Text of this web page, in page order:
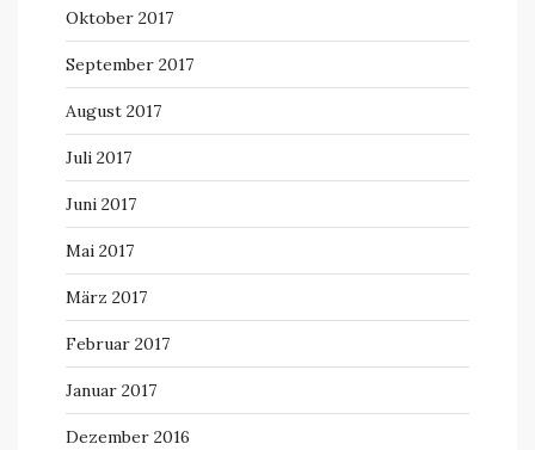
Oktober 2017
September 2017
August 2017
Juli 2017
Juni 2017
Mai 2017
März 2017
Februar 2017
Januar 2017
Dezember 2016